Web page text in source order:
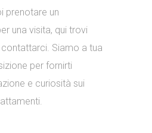
prenotare un
una visita, qui trovi
Siamo a tua
per fornirti
e curiosità sui